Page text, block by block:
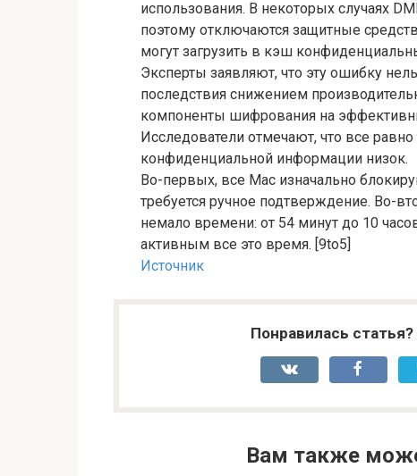
использования. В некоторых случаях
поэтому отключаются защитные
могут загрузить в кэш
Эксперты заявляют, что эту ошибку
последствия снижением
компоненты шифрования на
Исследователи отмечают, что все
конфиденциальной информации низок.
Во-первых, все Mac изначально
требуется ручное подтверждение. Во-
немало времени: от 54 минут до 10
активным все это время. [9to5]
Источник
Понравилась
Вам также